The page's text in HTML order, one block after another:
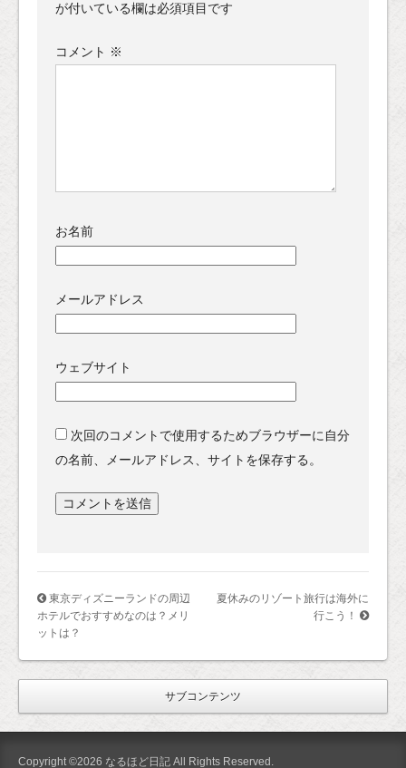
が付いている欄は必須項目です
コメント ※
お名前
メールアドレス
ウェブサイト
次回のコメントで使用するためブラウザーに自分
の名前、メールアドレス、サイトを保存する。
東京ディズニーランドの周辺
ホテルでおすすめなのは？メリ
ットは？
夏休みのリゾート旅行は海外に
行こう！
サブコンテンツ
Copyright ©2026 なるほど日記 All Rights Reserved.